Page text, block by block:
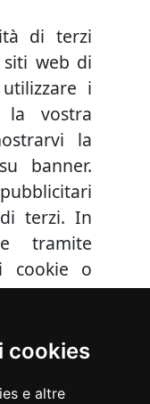
cookies
e altre
di terzi
web di
i
la vostra
la
banner.
terzi. In
tramite
cookie o
consiste
e
della
vedrete